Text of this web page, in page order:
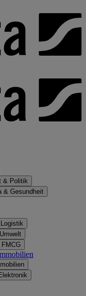
& Politik
& Gesundheit